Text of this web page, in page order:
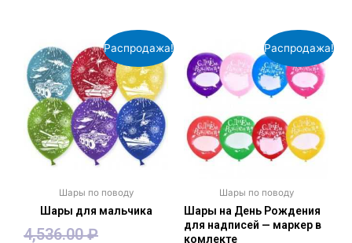
Распродажа!
Шары по поводу
Шары для мальчика
4,536.00₽
Распродажа!
Шары по поводу
Шары на День Рождения
для надписей — маркер в
комлекте